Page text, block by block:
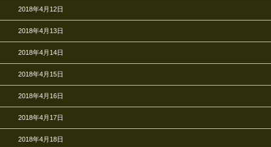
2018年4月12日
2018年4月13日
2018年4月14日
2018年4月15日
2018年4月16日
2018年4月17日
2018年4月18日